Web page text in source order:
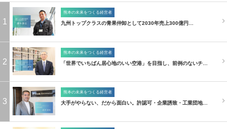
1
熊本の未来をつくる経営者
九州トップクラスの青果仲卸として2030年売上300億円…
2
熊本の未来をつくる経営者
「世界でいちばん居心地のいい空港」を目指し、前例のないチ…
3
熊本の未来をつくる経営者
大手がやらない、だから面白い。許認可・企業誘致・工業団地…